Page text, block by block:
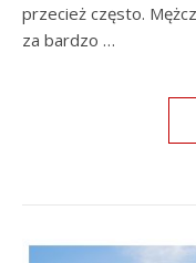
przecież często.
za bardzo …